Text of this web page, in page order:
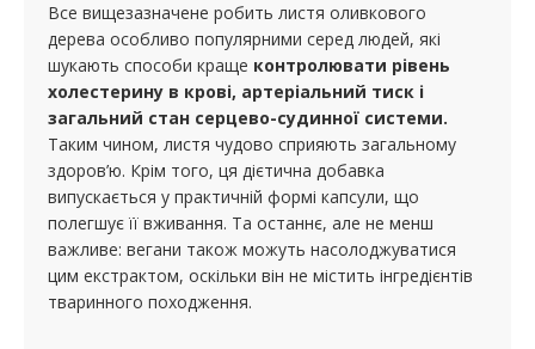
Все вищезазначене робить листя оливкового
дерева особливо популярними серед людей, які
шукають способи краще контролювати рівень
холестерину в крові, артеріальний тиск і
загальний стан серцево-судинної системи.
Таким чином, листя чудово сприяють загальному
здоров’ю. Крім того, ця дієтична добавка
випускається у практичній формі капсули, що
полегшує її вживання. Та останнє, але не менш
важливе: вегани також можуть насолоджуватися
цим екстрактом, оскільки він не містить інгредієнтів
тваринного походження.